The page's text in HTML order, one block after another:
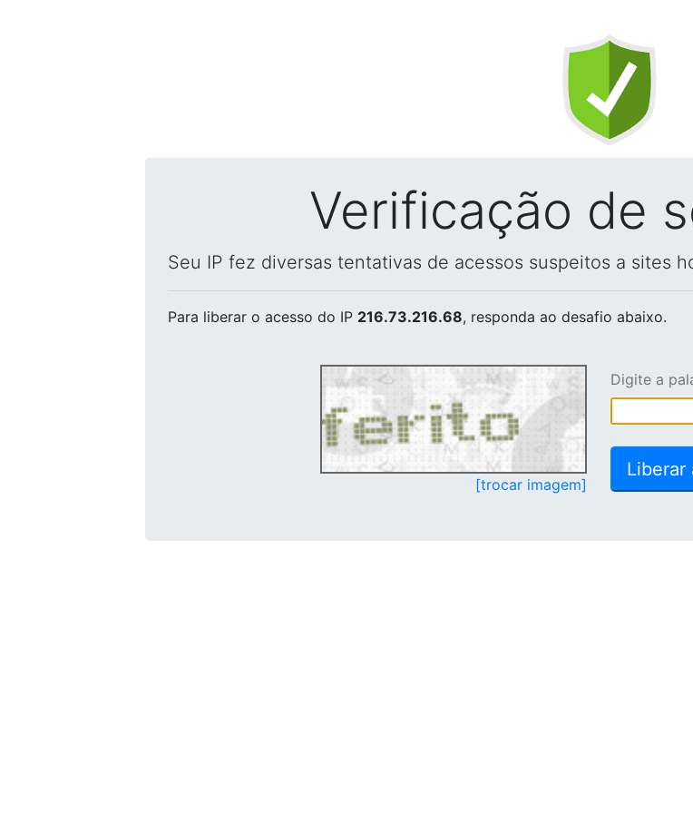
Verificação de
Seu IP fez diversas tentativas de acessos suspeitos a sites
Para liberar o acesso do IP 216.73.216.68, responda ao desafio abaixo.
[trocar imagem]
Digite a